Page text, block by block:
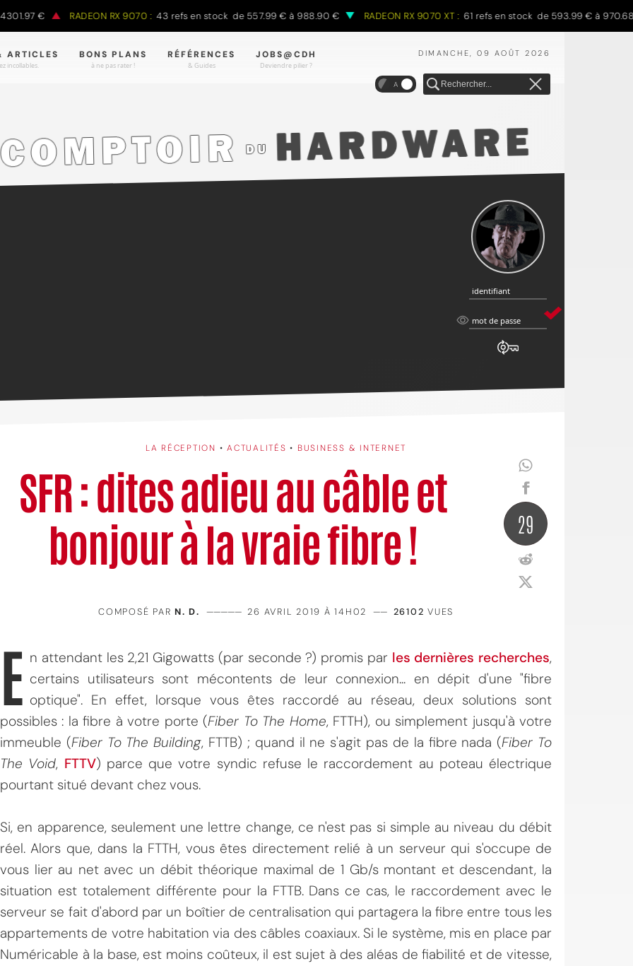
€ RADEON RX 9070 : 43 refs en stock de 557.99 € à 988.90 € RADEON RX 9070 XT : 61 refs en stock de 593.99 € à 970.68 €
DIMANCHE, 09 AOÛT 2026
ARTICLES
incollables.
BONS PLANS
à ne pas rater !
RÉFÉRENCES
& Guides
JOBS@CDH
Deviendre pilier ?
A
identifiant
identifiant
mot
mot de passe
LA RÉCEPTION •ACTUALITÉS • BUSINESS & INTERNET
SFR : dites adieu au câble et
bonjour à la vraie fibre !
29
COMPOSÉ PAR N. D. ————— 26 AVRIL 2019 À 14H02 —— 26102 VUES
E n attendant les 2,21 Gigowatts (par seconde ?) promis par les dernières recherches,
certains utilisateurs sont mécontents de leur connexion... en dépit d'une "fibre
optique". En effet, lorsque vous êtes raccordé au réseau, deux solutions sont
possibles : la fibre à votre porte (Fiber To The Home, FTTH), ou simplement jusqu'à votre
immeuble (Fiber To The Building, FTTB) ; quand il ne s'agit pas de la fibre nada (Fiber To
The Void, FTTV) parce que votre syndic refuse le raccordement au poteau électrique
pourtant situé devant chez vous.
Si, en apparence, seulement une lettre change, ce n'est pas si simple au niveau du débit
réel. Alors que, dans la FTTH, vous êtes directement relié à un serveur qui s'occupe de
vous lier au net avec un débit théorique maximal de 1 Gb/s montant et descendant, la
situation est totalement différente pour la FTTB. Dans ce cas, le raccordement avec le
serveur se fait d'abord par un boîtier de centralisation qui partagera la fibre entre tous les
appartements de votre habitation via des câbles coaxiaux. Si le système, mis en place par
Numéricable à la base, est moins coûteux, il est sujet à des aléas de fiabilité et de vitesse,